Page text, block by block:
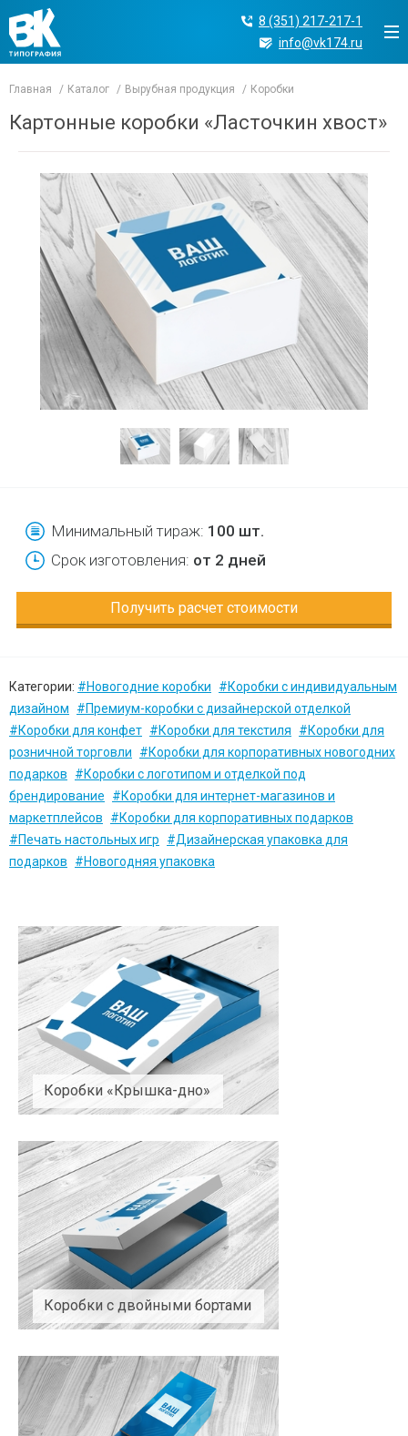
8 (351) 217-217-1
info@vk174.ru
Главная Каталог Вырубная продукция Коробки
Картонные коробки «Ласточкин хвост»
Минимальный тираж: 100 шт.
Срок изготовления: от 2 дней
Получить расчет стоимости
Категории: #Новогодние коробки
#Коробки с индивидуальным
дизайном
#Премиум-коробки с дизайнерской отделкой
#Коробки для конфет #Коробки для текстиля
#Коробки для
розничной торговли
#Коробки для корпоративных новогодних
подарков
#Коробки с логотипом и отделкой под
брендирование
#Коробки для интернет-магазинов и
маркетплейсов
#Коробки для корпоративных подарков
#Печать настольных игр
#Дизайнерская упаковка для
подарков
#Новогодняя упаковка
Коробки «Крышка-дно»
Коробки с двойными бортами